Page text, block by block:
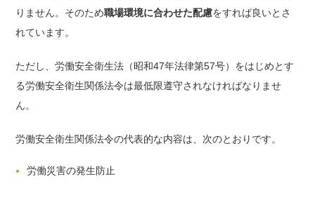
りません。そのため職場環境に合わせた配慮をすれば良いとさ
れています。
ただし、労働安全衛生法（昭和47年法律第57号）をはじめとす
る労働安全衛生関係法令は最低限遵守されなければなりませ
ん。
労働安全衛生関係法令の代表的な内容は、次のとおりです。
労働災害の発生防止